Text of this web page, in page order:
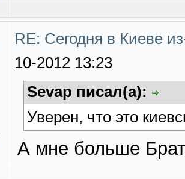
RE: Сегодня в Киеве
10-2012 13:23
Sevap писал(а):
Уверен, что это
А мне больше